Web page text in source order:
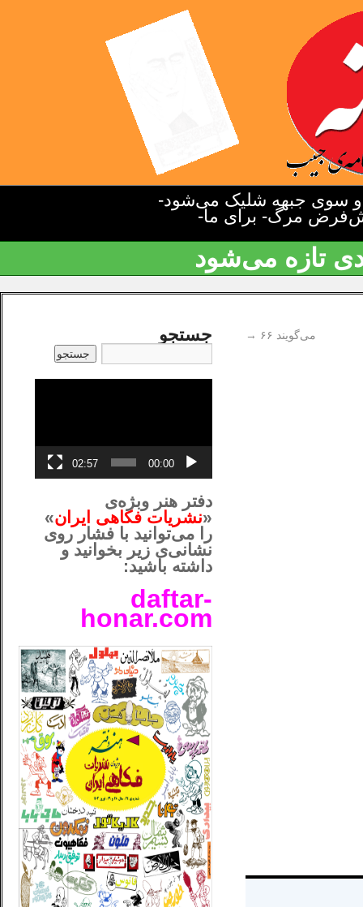
سوی جبهه شلیک می‌شود-
مرگ- برای ما-
تازه می‌شود
می‌گویند ۶۶ → جستجو
00:00
02:57
دفتر هنر وبژه‌ی
«نشریات فکاهی ایران»
را می‌توانید با فشار روی
نشانی‌ی زیر بخوانید و
داشته باشید:
daftar-
honar.com